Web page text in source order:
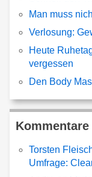
Man muss
Verlosung:
Heute
vergessen
Den Body
Kommentare
Torsten
Umfrage: